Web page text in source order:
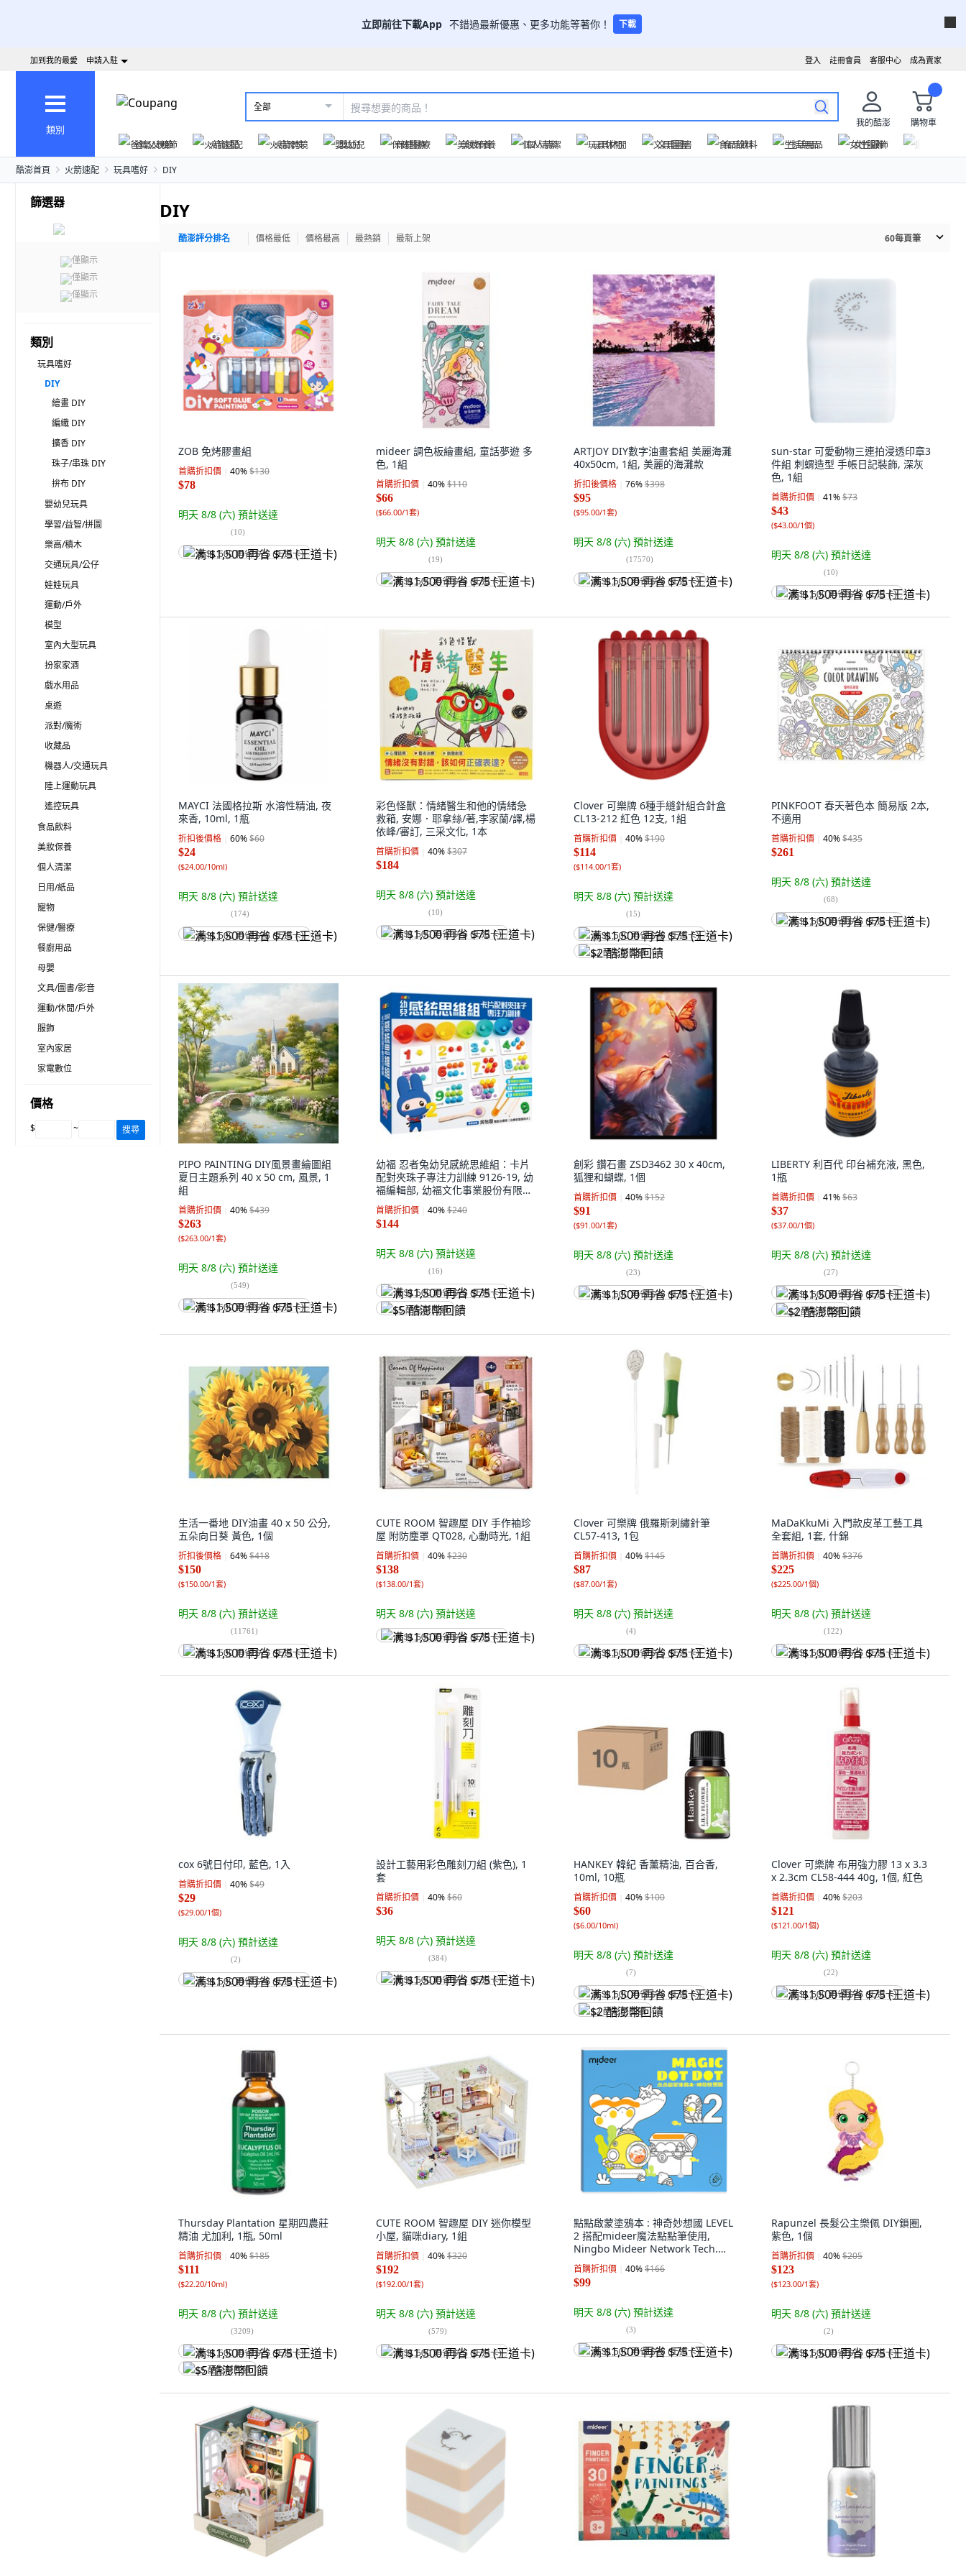
立即前往下載App 不錯過最新優惠、更多功能等著你！ 下載
成為賣家
客服中心
註冊會員
登入
加到我的最愛 申請入駐
類別
全部
我的酷澎
購物車
爸氣父親節
火箭速配 火箭跨境 嬰幼兒 保健醫療 美妝保養 個人清潔 玩具休閒 文具圖書 食品飲料 生活用品 女性服飾
酷澎首頁 火箭速配 玩具嗜好 DIY
篩選器
僅顯示
僅顯示
僅顯示
類別
玩具嗜好
DIY
繪畫 DIY
編織 DIY
擴香 DIY
珠子/串珠 DIY
拚布 DIY
嬰幼兒玩具
學習/益智/拼圖
樂高/積木
交通玩具/公仔
娃娃玩具
運動/戶外
模型
室內大型玩具
扮家家酒
戲水用品
桌遊
派對/魔術
收藏品
機器人/交通玩具
陸上運動玩具
遙控玩具
食品飲料
美妝保養
個人清潔
日用/紙品
寵物
保健/醫療
餐廚用品
母嬰
文具/圖書/影音
運動/休閒/戶外
服飾
室內家居
家電數位
價格
$ ~ 搜尋
DIY
酷澎評分排名 價格最低 價格最高 最熱銷 最新上架 60每頁筆
ZOB 免烤膠畫組
首購折扣價 40%$130
$78
明天 8/8 (六) 預計送達
(10)
满 $1,500 再省 $75 (王道卡)
mideer 調色板繪畫組, 童話夢遊 多
色, 1組
首購折扣價 40%$110
$66
($66.00/1套)
明天 8/8 (六) 預計送達
(19)
满 $1,500 再省 $75 (王道卡)
ARTJOY DIY數字油畫套組 美麗海灘
40x50cm, 1組, 美麗的海灘款
折扣後價格 76%$398
$95
($95.00/1套)
明天 8/8 (六) 預計送達
(17570)
满 $1,500 再省 $75 (王道卡)
sun-star 可愛動物三連拍浸透印章3
件組 刺蝟造型 手帳日記裝飾, 深灰
色, 1組
首購折扣價 41%$73
$43
($43.00/1個)
明天 8/8 (六) 預計送達
(10)
满 $1,500 再省 $75 (王道卡)
MAYCI 法國格拉斯 水溶性精油, 夜
來香, 10ml, 1瓶
折扣後價格 60%$60
$24
($24.00/10ml)
明天 8/8 (六) 預計送達
(174)
满 $1,500 再省 $75 (王道卡)
彩色怪獸：情緒醫生和他的情緒急
救箱, 安娜．耶拿絲/著,李家蘭/譯,楊
依峰/審訂, 三采文化, 1本
首購折扣價 40%$307
$184
明天 8/8 (六) 預計送達
(10)
满 $1,500 再省 $75 (王道卡)
Clover 可樂牌 6種手縫針組合針盒
CL13-212 紅色 12支, 1組
首購折扣價 40%$190
$114
($114.00/1套)
明天 8/8 (六) 預計送達
(15)
满 $1,500 再省 $75 (王道卡)
$2 酷澎幣回饋
PINKFOOT 春天著色本 簡易版 2本,
不適用
首購折扣價 40%$435
$261
明天 8/8 (六) 預計送達
(68)
满 $1,500 再省 $75 (王道卡)
PIPO PAINTING DIY風景畫繪圖組
夏日主題系列 40 x 50 cm, 風景, 1
組
首購折扣價 40%$439
$263
($263.00/1套)
明天 8/8 (六) 預計送達
(549)
满 $1,500 再省 $75 (王道卡)
幼福 忍者兔幼兒感統思維組：卡片
配對夾珠子專注力訓練 9126-19, 幼
福編輯部, 幼福文化事業股份有限公
司
首購折扣價 40%$240
$144
明天 8/8 (六) 預計送達
(16)
满 $1,500 再省 $75 (王道卡)
$5 酷澎幣回饋
創彩 鑽石畫 ZSD3462 30 x 40cm,
狐狸和蝴蝶, 1個
首購折扣價 40%$152
$91
($91.00/1套)
明天 8/8 (六) 預計送達
(23)
满 $1,500 再省 $75 (王道卡)
LIBERTY 利百代 印台補充液, 黑色,
1瓶
首購折扣價 41%$63
$37
($37.00/1個)
明天 8/8 (六) 預計送達
(27)
满 $1,500 再省 $75 (王道卡)
$2 酷澎幣回饋
生活一番地 DIY油畫 40 x 50 公分,
五朵向日葵 黃色, 1個
折扣後價格 64%$418
$150
($150.00/1套)
明天 8/8 (六) 預計送達
(11761)
满 $1,500 再省 $75 (王道卡)
CUTE ROOM 智趣屋 DIY 手作袖珍
屋 附防塵罩 QT028, 心動時光, 1組
首購折扣價 40%$230
$138
($138.00/1套)
明天 8/8 (六) 預計送達
满 $1,500 再省 $75 (王道卡)
Clover 可樂牌 俄羅斯刺繡針筆
CL57-413, 1包
首購折扣價 40%$145
$87
($87.00/1套)
明天 8/8 (六) 預計送達
(4)
满 $1,500 再省 $75 (王道卡)
MaDaKkuMi 入門款皮革工藝工具
全套組, 1套, 什錦
首購折扣價 40%$376
$225
($225.00/1個)
明天 8/8 (六) 預計送達
(122)
满 $1,500 再省 $75 (王道卡)
cox 6號日付印, 藍色, 1入
首購折扣價 40%$49
$29
($29.00/1個)
明天 8/8 (六) 預計送達
(2)
满 $1,500 再省 $75 (王道卡)
設計工藝用彩色雕刻刀組 (紫色), 1
套
首購折扣價 40%$60
$36
明天 8/8 (六) 預計送達
(384)
满 $1,500 再省 $75 (王道卡)
HANKEY 韓紀 香薰精油, 百合香,
10ml, 10瓶
首購折扣價 40%$100
$60
($6.00/10ml)
明天 8/8 (六) 預計送達
(7)
满 $1,500 再省 $75 (王道卡)
$2 酷澎幣回饋
Clover 可樂牌 布用強力膠 13 x 3.3
x 2.3cm CL58-444 40g, 1個, 紅色
首購折扣價 40%$203
$121
($121.00/1個)
明天 8/8 (六) 預計送達
(22)
满 $1,500 再省 $75 (王道卡)
Thursday Plantation 星期四農莊
精油 尤加利, 1瓶, 50ml
首購折扣價 40%$185
$111
($22.20/10ml)
明天 8/8 (六) 預計送達
(3209)
满 $1,500 再省 $75 (王道卡)
$5 酷澎幣回饋
CUTE ROOM 智趣屋 DIY 迷你模型
小屋, 貓咪diary, 1組
首購折扣價 40%$320
$192
($192.00/1套)
明天 8/8 (六) 預計送達
(579)
满 $1,500 再省 $75 (王道卡)
點點啟蒙塗鴉本 : 神奇妙想國 LEVEL
2 搭配mideer魔法點點筆使用,
Ningbo Mideer Network Tech.
Co., Ltd., 赫威． 托雷
首購折扣價 40%$166
$99
明天 8/8 (六) 預計送達
(3)
满 $1,500 再省 $75 (王道卡)
Rapunzel 長髮公主樂佩 DIY鎖圈,
紫色, 1個
首購折扣價 40%$205
$123
($123.00/1套)
明天 8/8 (六) 預計送達
(2)
满 $1,500 再省 $75 (王道卡)